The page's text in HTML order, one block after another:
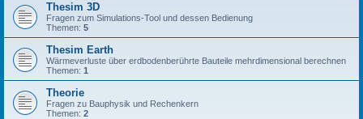
Thesim 3D
Fragen zum Simulations-Tool und dessen Bedienung
Themen: 5
Thesim Earth
Wärmeverluste über erdbodenberührte Bauteile mehrdimensional berechnen
Themen: 1
Theorie
Fragen zu Bauphysik und Rechenkern
Themen: 2